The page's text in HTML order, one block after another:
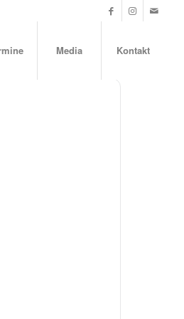
Media Kontakt